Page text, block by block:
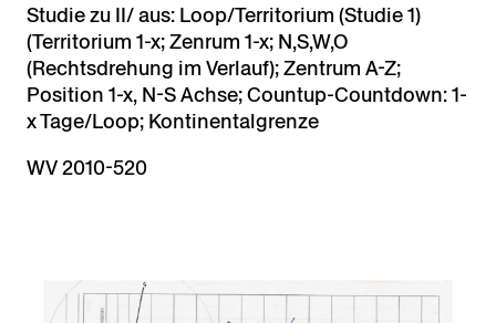
Studie zu II/ aus: Loop/Territorium (Studie 1)
(Territorium 1-x; Zenrum 1-x; N,S,W,O
(Rechtsdrehung im Verlauf); Zentrum A-Z;
Position 1-x, N-S Achse; Countup-Countdown: 1-
x Tage/Loop; Kontinentalgrenze
WV 2010-520